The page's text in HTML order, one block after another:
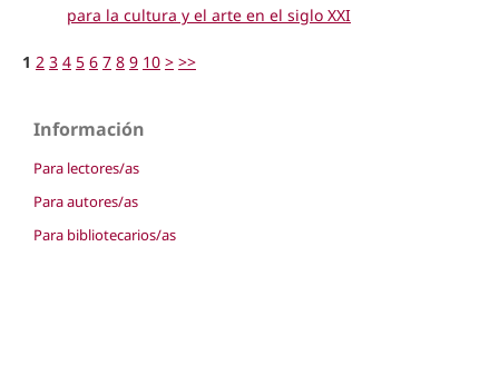
para la cultura y el arte en el siglo XXI
1 2 3 4 5 6 7 8 9 10 > >>
Información
Para lectores/as
Para autores/as
Para bibliotecarios/as